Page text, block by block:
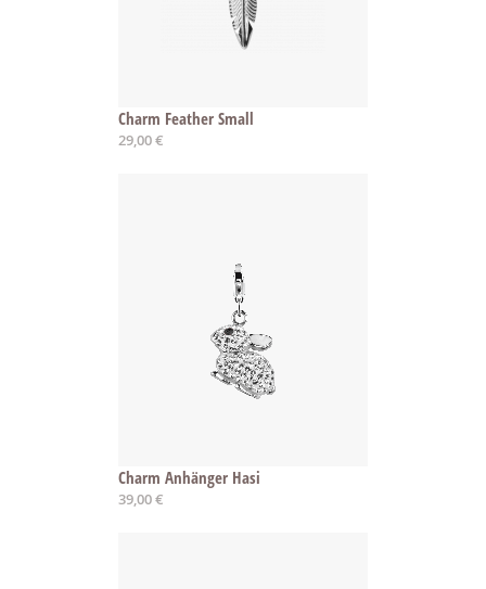
Charm Feather Small
29,00 €
Charm Anhänger Hasi
39,00 €